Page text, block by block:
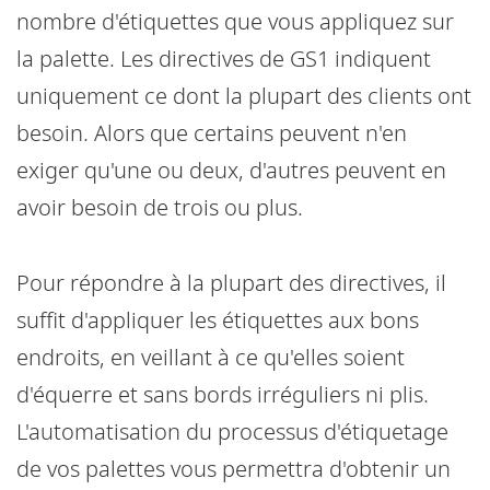
nombre d'étiquettes que vous appliquez sur
la palette. Les directives de GS1 indiquent
uniquement ce dont la plupart des clients ont
besoin. Alors que certains peuvent n'en
exiger qu'une ou deux, d'autres peuvent en
avoir besoin de trois ou plus.
Pour répondre à la plupart des directives, il
suffit d'appliquer les étiquettes aux bons
endroits, en veillant à ce qu'elles soient
d'équerre et sans bords irréguliers ni plis.
L'automatisation du processus d'étiquetage
de vos palettes vous permettra d'obtenir un